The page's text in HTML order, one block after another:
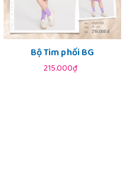
Bộ Tim phối BG
215.000₫